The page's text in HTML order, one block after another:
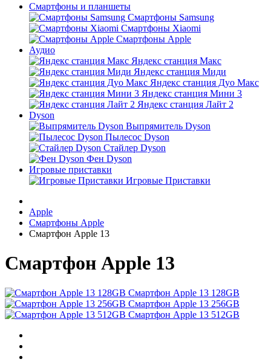
Смартфоны и планшеты
Смартфоны Samsung
Смартфоны Xiaomi
Смартфоны Apple
Аудио
Яндекс станция Макс
Яндекс станция Миди
Яндекс станция Дуо Макс
Яндекс станция Мини 3
Яндекс станция Лайт 2
Dyson
Выпрямитель Dyson
Пылесос Dyson
Стайлер Dyson
Фен Dyson
Игровые приставки
Игровые Приставки
Apple
Смартфоны Apple
Смартфон Apple 13
Смартфон Apple 13
Смартфон Apple 13 128GB
Смартфон Apple 13 256GB
Смартфон Apple 13 512GB